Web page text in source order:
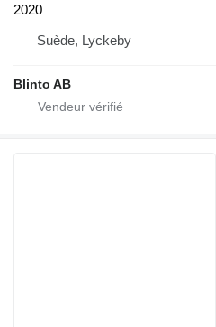
2020
Suède, Lyckeby
Blinto AB